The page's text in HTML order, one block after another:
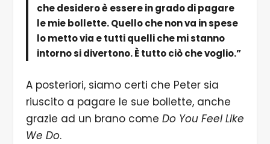
che desidero è essere in grado di pagare
le mie bollette. Quello che non va in spese
lo metto via e tutti quelli che mi stanno
intorno si divertono. È tutto ciò che voglio.”
A posteriori, siamo certi che Peter sia
riuscito a pagare le sue bollette, anche
grazie ad un brano come Do You Feel Like
We Do.